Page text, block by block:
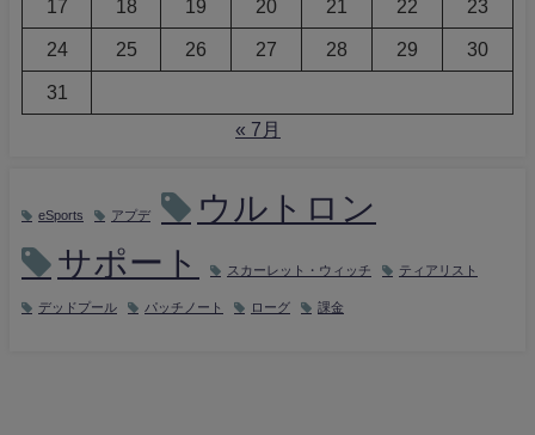
17 18 19 20 21 22 23
24 25 26 27 28 29 30
31
« 7月
eSports アプデ
ウルトロン
サポート
スカーレット・ウィッチ ティアリスト
デッドプール パッチノート ローグ 課金